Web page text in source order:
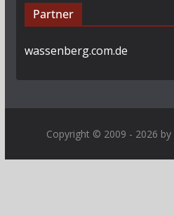
Partner
wassenberg.com.de
Copyright © 2009 - 2026 by